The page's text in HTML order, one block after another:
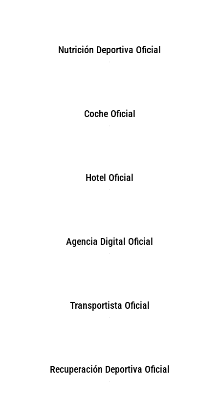
Nutrición Deportiva Oficial
Coche Oficial
Hotel Oficial
Agencia Digital Oficial
Transportista Oficial
Recuperación Deportiva Oficial